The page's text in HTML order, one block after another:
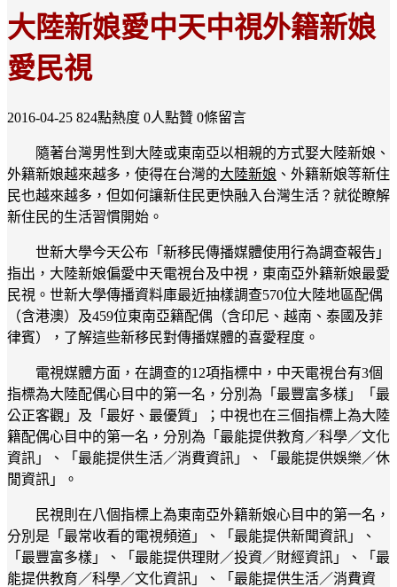
大陸新娘愛中天中視外籍新娘
愛民視
2016-04-25 824點熱度 0人點贊 0條留言
隨著台灣男性到大陸或東南亞以相親的方式娶大陸新娘、
外籍新娘越來越多，使得在台灣的大陸新娘 、外籍新娘等新住
民也越來越多，但如何讓新住民更快融入台灣生活？就從瞭解
新住民的生活習慣開始。
世新大學今天公布「新移民傳播媒體使用行為調查報告」
指出，大陸新娘偏愛中天電視台及中視，東南亞外籍新娘最愛
民視。世新大學傳播資料庫最近抽樣調查570位大陸地區配偶
（含港澳）及459位東南亞籍配偶（含印尼、越南、泰國及菲
律賓），了解這些新移民對傳播媒體的喜愛程度。
電視媒體方面，在調查的12項指標中，中天電視台有3個
指標為大陸配偶心目中的第一名，分別為「最豐富多樣」「最
公正客觀」及「最好、最優質」；中視也在三個指標上為大陸
籍配偶心目中的第一名，分別為「最能提供教育／科學／文化
資訊」、「最能提供生活／消費資訊」、「最能提供娛樂／休
閒資訊」。
民視則在八個指標上為東南亞外籍新娘心目中的第一名，
分別是「最常收看的電視頻道」、「最能提供新聞資訊」、
「最豐富多樣」、「最能提供理財／投資／財經資訊」、「最
能提供教育／科學／文化資訊」、「最能提供生活／消費資